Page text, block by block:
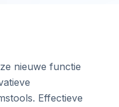
nieuwe functie
Effectieve